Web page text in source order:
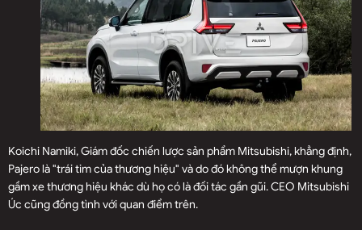
Koichi Namiki, Giám đốc chiến lược sản phẩm Mitsubishi, khẳng định,
Pajero là "trái tim của thương hiệu" và do đó không thể mượn khung
gầm xe thương hiệu khác dù họ có là đối tác gần gũi. CEO Mitsubishi
Úc cũng đồng tình với quan điểm trên.